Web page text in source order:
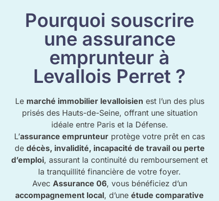
Pourquoi souscrire
une assurance
emprunteur à
Levallois Perret ?
Le marché immobilier levalloisien est l’un des plus
prisés des Hauts-de-Seine, offrant une situation
idéale entre Paris et la Défense.
L’assurance emprunteur protège votre prêt en cas
de décès, invalidité, incapacité de travail ou perte
d’emploi, assurant la continuité du remboursement et
la tranquillité financière de votre foyer.
Avec Assurance 06, vous bénéficiez d’un
accompagnement local, d’une étude comparative